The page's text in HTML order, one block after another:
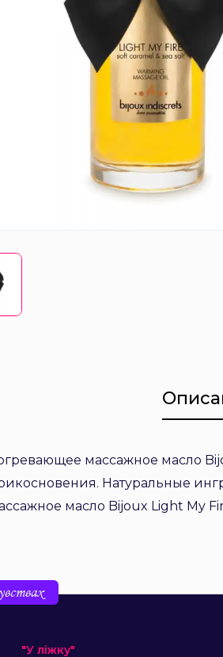
массажное масло
Натуральные
масло Bijoux Light My
"У ліжку"